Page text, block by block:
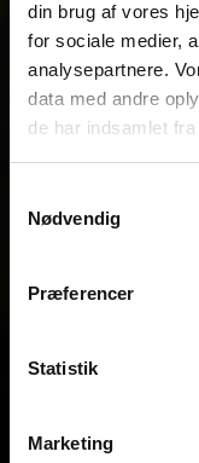
din brug af vores
for sociale medier,
analysepartnere.
data med andre
de har indsamlet
Nødvendig
Præferencer
Statistik
Marketing